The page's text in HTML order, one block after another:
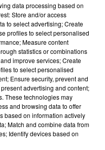
sec
DU 23/12/25 À
à Tulle, Brive,
sarladais avec les
sur le terrain.
data processing based on
Store and/or access
to select advertising; Create
profiles to select personalised
Measure content
statistics or combinations
improve services; Create
to select personalised
Ensure security, prevent and
advertising and content;
These technologies may
and browsing data to offer
based on information actively
Match and combine data from
Identify devices based on